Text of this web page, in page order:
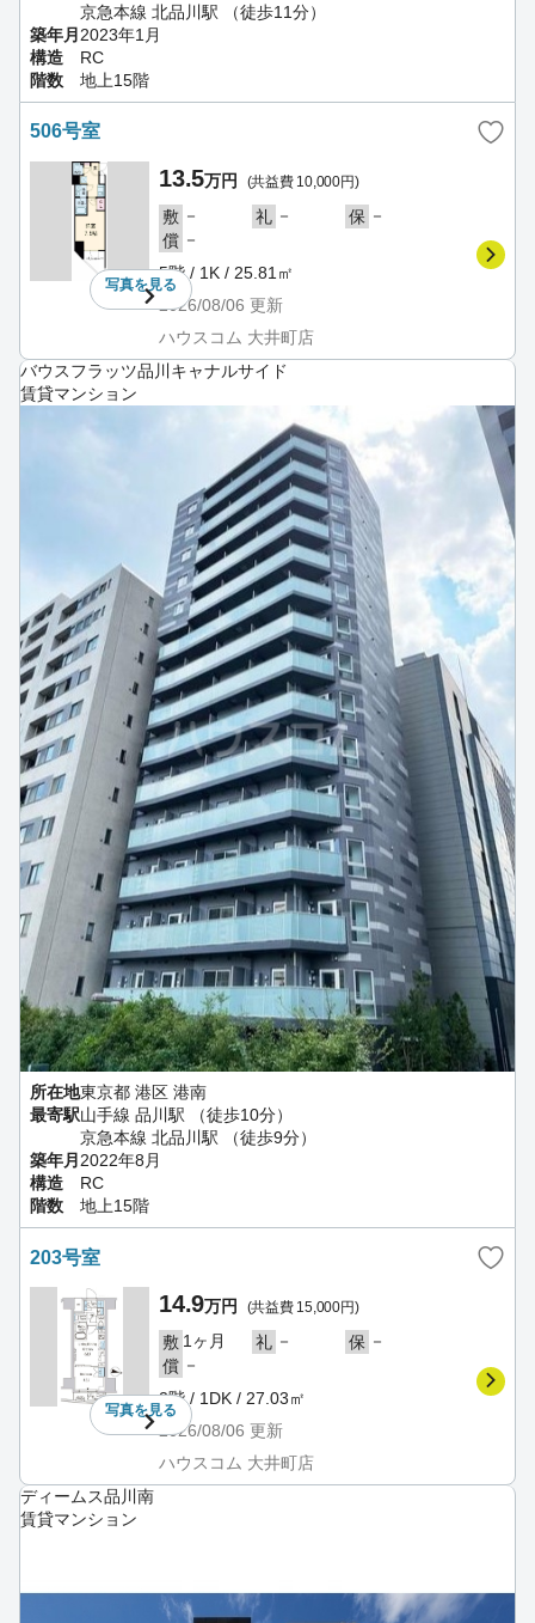
京急本線 北品川駅 （徒歩11分）
築年月2023年1月
構造
RC
階数
地上15階
506号室
写真を見る
13.5万円 (共益費 10,000円)
敷 － 礼 － 保 －
償 －
5階 / 1K / 25.81㎡
2026/08/06 更新
ハウスコム 大井町店
バウスフラッツ品川キャナルサイド
賃貸マンション
所在地東京都 港区 港南
最寄駅山手線 品川駅 （徒歩10分）
京急本線 北品川駅 （徒歩9分）
築年月 2022年8月
構造
RC
階数
地上15階
203号室
写真を見る
14.9万円 (共益費 15,000円)
敷 1ヶ月 礼 － 保 －
償 －
2階 / 1DK / 27.03㎡
2026/08/06 更新
ハウスコム 大井町店
ディームス品川南
賃貸マンション